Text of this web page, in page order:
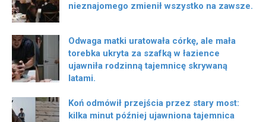
nieznajomego zmienił wszystko na zawsze.
Odwaga matki uratowała córkę, ale mała
torebka ukryta za szafką w łazience
ujawniła rodzinną tajemnicę skrywaną
latami.
Koń odmówił przejścia przez stary most:
kilka minut później ujawniona tajemnica